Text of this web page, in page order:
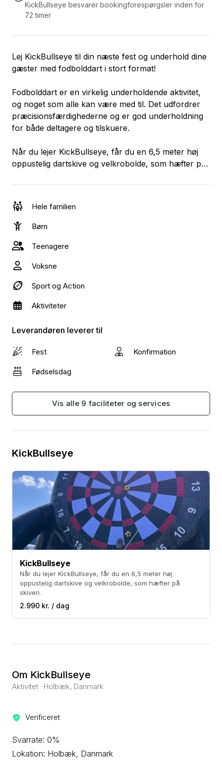
KickBullseye besvarer bookingforespørgsler inden for
72 timer
Lej KickBullseye til din næste fest og underhold dine
gæster med fodbolddart i stort format!
Fodbolddart er en virkelig underholdende aktivitet,
og noget som alle kan være med til. Det udfordrer
præcisionsfærdighederne og er god underholdning
for både deltagere og tilskuere.
Når du lejer KickBullseye, får du en 6,5 meter høj
oppustelig dartskive og velkrobolde, som hæfter på
Hele familien
Børn
Teenagere
Voksne
Sport og Action
Aktiviteter
Leverandøren leverer til
Fest Konfirmation
Fødselsdag
Vis alle 9 faciliteter og services
KickBullseye
KickBullseye
Når du lejer KickBullseye, får du en 6,5 meter høj
oppustelig dartskive og velkrobolde, som hæfter på
skiven.
2.990 kr. / dag
Om KickBullseye
Aktivitet · Holbæk, Danmark
Verificeret
Svarrate: 0%
Lokation: Holbæk, Danmark